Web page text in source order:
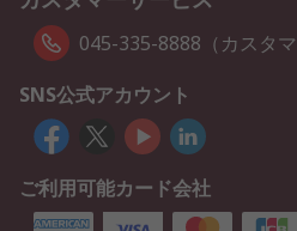
045-335-8888（カスタマ
SNS公式アカウント
ご利用可能カード会社